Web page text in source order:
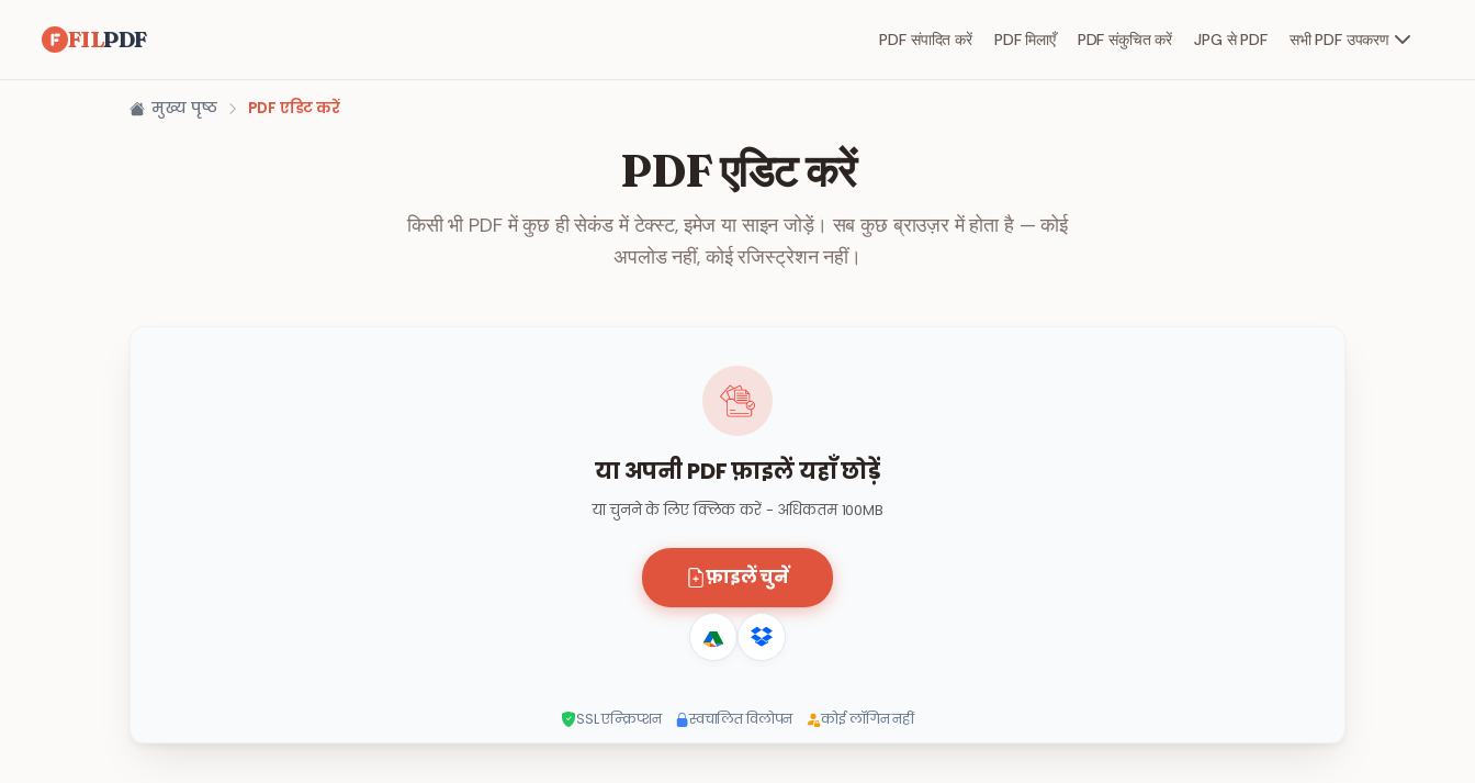
FILPDF PDF संपादित करें PDF मिलाएँ PDF संकुचित करें JPG से PDF सभी PDF उपकरण
मुख्य पृष्ठ PDF एडिट करें
PDF एडिट करें
किसी भी PDF में कुछ ही सेकंड में टेक्स्ट, इमेज या साइन जोड़ें। सब कुछ ब्राउज़र में होता है — कोई
अपलोड नहीं, कोई रजिस्ट्रेशन नहीं।
या अपनी PDF फ़ाइलें यहाँ छोड़ें
या चुनने के लिए क्लिक करें - अधिकतम 100MB
फ़ाइलें चुनें
SSL एन्क्रिप्शन स्वचालित विलोपन कोई लॉगिन नहीं